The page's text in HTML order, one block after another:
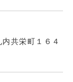
共栄町１６４